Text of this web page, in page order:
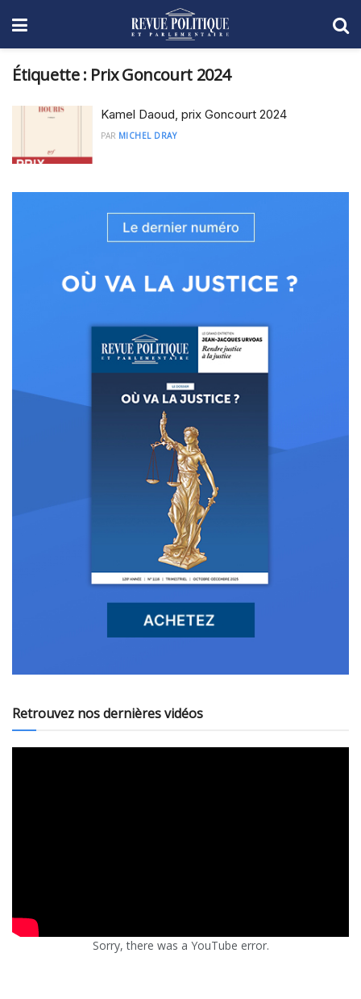
Étiquette : Prix Goncourt 2024
Kamel Daoud, prix Goncourt 2024
PAR MICHEL DRAY
Retrouvez nos dernières vidéos
Sorry, there was a YouTube error.